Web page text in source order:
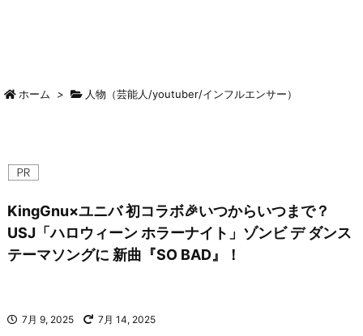
ホーム > 人物（芸能人/youtuber/インフルエンサー）
KingGnu×ユニバ 初コラボ🎉いつからいつまで？
USJ「ハロウィーン ホラーナイト」ゾンビ デ ダンス
テーマソングに 新曲『SO BAD』！
7月 9, 2025 7月 14, 2025